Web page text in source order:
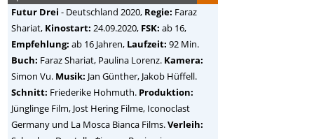
Futur Drei - Deutschland 2020, Regie: Faraz
Shariat, Kinostart: 24.09.2020, FSK: ab 16,
Empfehlung: ab 16 Jahren, Laufzeit: 92 Min.
Buch: Faraz Shariat, Paulina Lorenz. Kamera:
Simon Vu. Musik: Jan Günther, Jakob Hüffell.
Schnitt: Friederike Hohmuth. Produktion:
Jünglinge Film, Jost Hering Filme, Iconoclast
Germany und La Mosca Bianca Films.Verleih: